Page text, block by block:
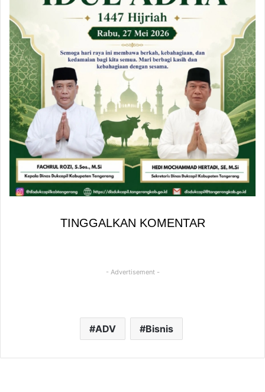
TINGGALKAN KOMENTAR
- Advertisement -
ADV Bisnis